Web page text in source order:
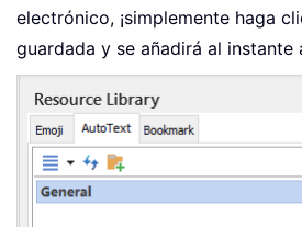
electrónico, ¡simplemente haga
guardada y se añadirá al instante